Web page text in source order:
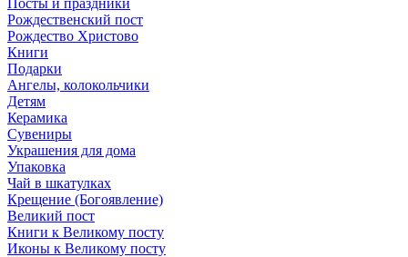
Посты и праздники
Рождественский пост
Рождество Христово
Книги
Подарки
Ангелы, колокольчики
Детям
Керамика
Сувениры
Украшения для дома
Упаковка
Чай в шкатулках
Крещение (Богоявление)
Великий пост
Книги к Великому посту
Иконы к Великому посту